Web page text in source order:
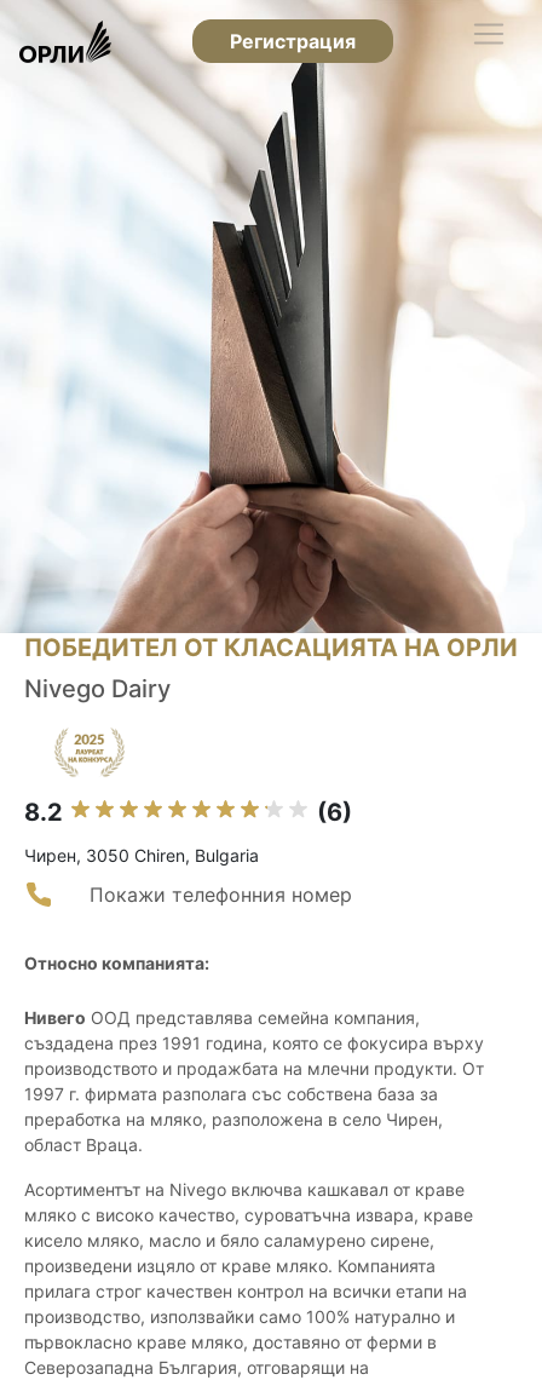
Регистрация
ПОБЕДИТЕЛ ОТ КЛАСАЦИЯТА НА ОРЛИ
Nivego Dairy
8.2 (6)
Чирен, 3050 Chiren, Bulgaria
Покажи телефонния номер
Относно компанията:
Нивего ООД представлява семейна компания,
създадена през 1991 година, която се фокусира върху
производството и продажбата на млечни продукти. От
1997 г. фирмата разполага със собствена база за
преработка на мляко, разположена в село Чирен,
област Враца.
Асортиментът на Nivego включва кашкавал от краве
мляко с високо качество, суроватъчна извара, краве
кисело мляко, масло и бяло саламурено сирене,
произведени изцяло от краве мляко. Компанията
прилага строг качествен контрол на всички етапи на
производство, използвайки само 100% натурално и
първокласно краве мляко, доставяно от ферми в
Северозападна България, отговарящи на